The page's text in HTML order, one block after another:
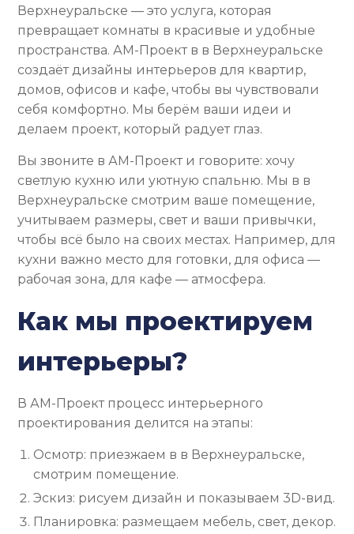
Верхнеуральске — это услуга, которая
превращает комнаты в красивые и удобные
пространства. АМ-Проект в в Верхнеуральске
создаёт дизайны интерьеров для квартир,
домов, офисов и кафе, чтобы вы чувствовали
себя комфортно. Мы берём ваши идеи и
делаем проект, который радует глаз.
Вы звоните в АМ-Проект и говорите: хочу
светлую кухню или уютную спальню. Мы в в
Верхнеуральске смотрим ваше помещение,
учитываем размеры, свет и ваши привычки,
чтобы всё было на своих местах. Например, для
кухни важно место для готовки, для офиса —
рабочая зона, для кафе — атмосфера.
Как мы проектируем
интерьеры?
В АМ-Проект процесс интерьерного
проектирования делится на этапы:
Осмотр: приезжаем в в Верхнеуральске,
смотрим помещение.
Эскиз: рисуем дизайн и показываем 3D-вид.
Планировка: размещаем мебель, свет, декор.